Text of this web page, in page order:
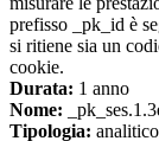
prefisso _pk_id è
si ritiene sia un
cookie.
Durata: 1 anno
Nome:
Tipologia: analitico